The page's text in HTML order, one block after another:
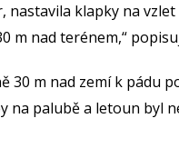
nastavila klapky na
m nad terénem,“
30 m nad zemí k pádu
na palubě a letoun byl